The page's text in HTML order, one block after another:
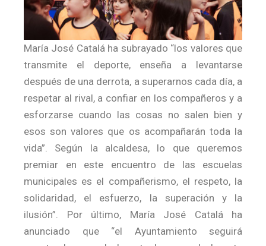
María José Catalá ha subrayado “los valores que
transmite el deporte, enseña a levantarse
después de una derrota, a superarnos cada día, a
respetar al rival, a confiar en los compañeros y a
esforzarse cuando las cosas no salen bien y
esos son valores que os acompañarán toda la
vida”. Según la alcaldesa, lo que queremos
premiar en este encuentro de las escuelas
municipales es el compañerismo, el respeto, la
solidaridad, el esfuerzo, la superación y la
ilusión”. Por último, María José Catalá ha
anunciado que “el Ayuntamiento seguirá